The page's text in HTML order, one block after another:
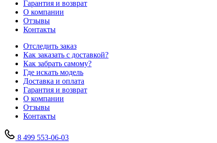
Гарантия и возврат
О компании
Отзывы
Контакты
Отследить заказ
Как заказать с доставкой?
Как забрать самому?
Где искать модель
Доставка и оплата
Гарантия и возврат
О компании
Отзывы
Контакты
8 499 553-06-03